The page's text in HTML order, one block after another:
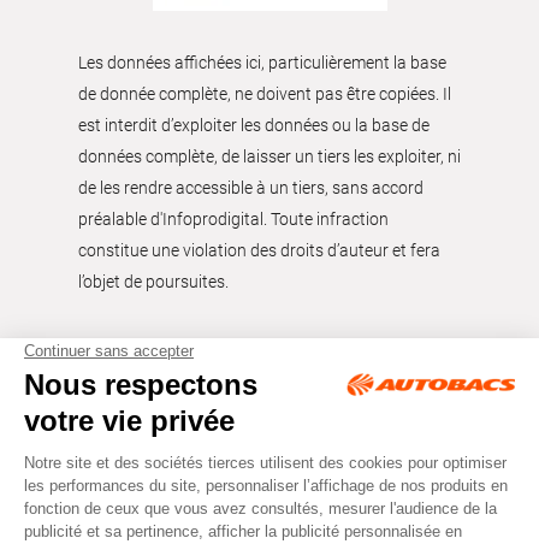
Les données affichées ici, particulièrement la base
de donnée complète, ne doivent pas être copiées. Il
est interdit d’exploiter les données ou la base de
données complète, de laisser un tiers les exploiter, ni
de les rendre accessible à un tiers, sans accord
préalable d'Infoprodigital. Toute infraction
constitue une violation des droits d’auteur et fera
l’objet de poursuites.
Tous droits réservés © Autobacs